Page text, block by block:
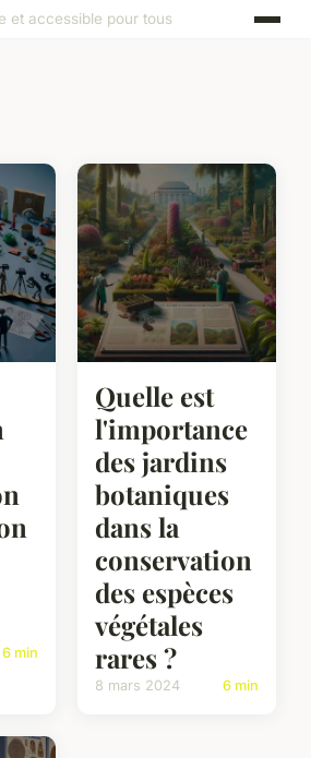
et accessible pour tous
6 min
Quelle est
l'importance
des jardins
botaniques
dans la
conservation
des espèces
végétales
rares ?
8 mars 2024 6 min